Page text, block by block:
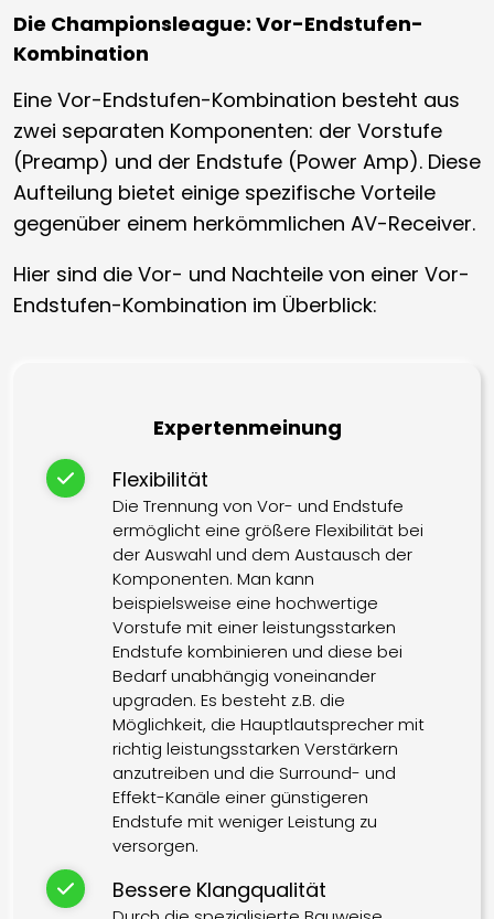
Die Championsleague: Vor-Endstufen-
Kombination
Eine Vor-Endstufen-Kombination besteht aus
zwei separaten Komponenten: der Vorstufe
(Preamp) und der Endstufe (Power Amp). Diese
Aufteilung bietet einige spezifische Vorteile
gegenüber einem herkömmlichen AV-Receiver.
Hier sind die Vor- und Nachteile von einer Vor-
Endstufen-Kombination im Überblick:
Expertenmeinung
Flexibilität
Die Trennung von Vor- und Endstufe
ermöglicht eine größere Flexibilität bei
der Auswahl und dem Austausch der
Komponenten. Man kann
beispielsweise eine hochwertige
Vorstufe mit einer leistungsstarken
Endstufe kombinieren und diese bei
Bedarf unabhängig voneinander
upgraden. Es besteht z.B. die
Möglichkeit, die Hauptlautsprecher mit
richtig leistungsstarken Verstärkern
anzutreiben und die Surround- und
Effekt-Kanäle einer günstigeren
Endstufe mit weniger Leistung zu
versorgen.
Bessere Klangqualität